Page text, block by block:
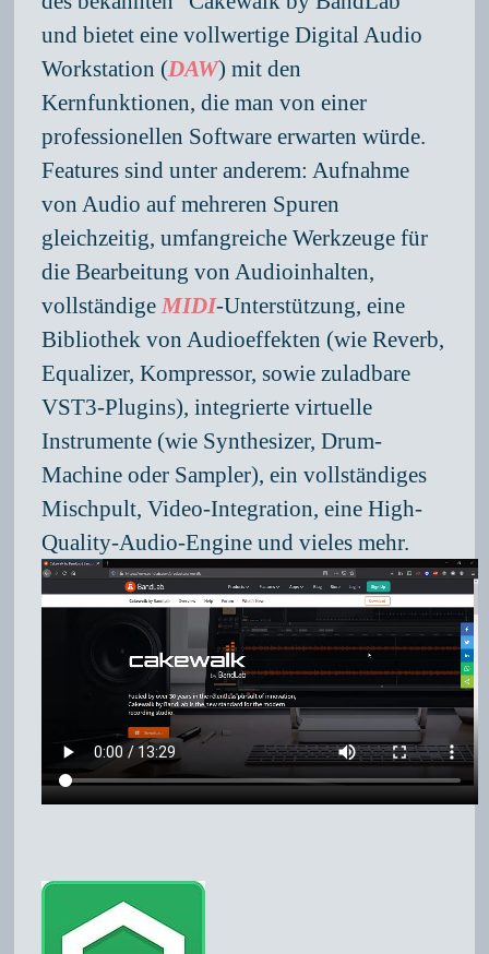
und bietet eine vollwertige Digital Audio
Workstation (DAW) mit den
Kernfunktionen, die man von einer
professionellen Software erwarten würde.
Features sind unter anderem: Aufnahme
von Audio auf mehreren Spuren
gleichzeitig, umfangreiche Werkzeuge für
die Bearbeitung von Audioinhalten,
vollständige MIDI-Unterstützung, eine
Bibliothek von Audioeffekten (wie Reverb,
Equalizer, Kompressor, sowie zuladbare
VST3-Plugins), integrierte virtuelle
Instrumente (wie Synthesizer, Drum-
Machine oder Sampler), ein vollständiges
Mischpult, Video-Integration, eine High-
Quality-Audio-Engine und vieles mehr.